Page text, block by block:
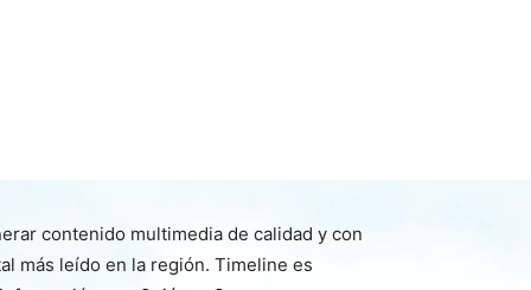
contenido multimedia de calidad y con
más leído en la región. Timeline es